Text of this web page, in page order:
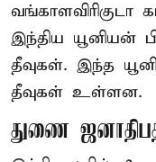
இந்திய யூனியன்
தீவுகள். இந்த
தீவுகள் உள்ளன.
துணை